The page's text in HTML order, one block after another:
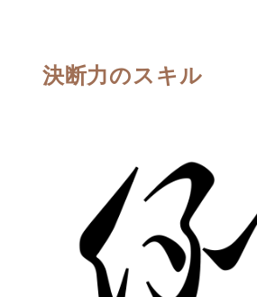
決断力のスキル